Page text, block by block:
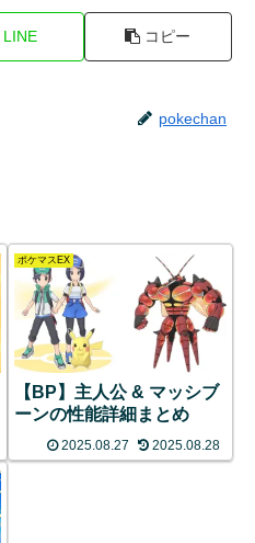
LINE コピー
pokechan
ポケマスEX
【BP】主人公 & マッシブ
ーンの性能詳細まとめ
2025.08.27 2025.08.28